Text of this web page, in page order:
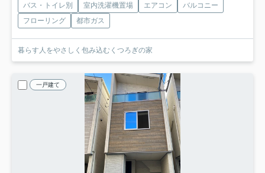
バス・トイレ別 室内洗濯機置場 エアコン
バルコニー
フローリング
都市ガス
暮らす人をやさしく包み込むくつろぎの家
一戸建て